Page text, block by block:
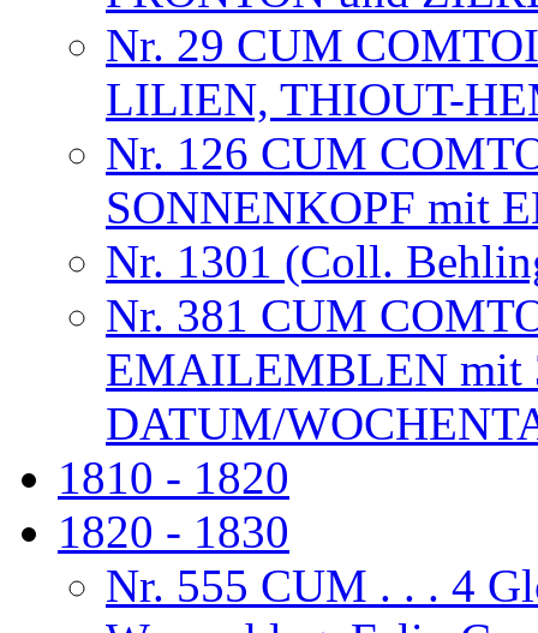
Nr. 29 CUM
LILIEN, THIOUT-
Nr. 126 CUM
SONNENKOPF mit
Nr. 1301 (Coll.
Nr. 381 CUM
EMAILEMBLEN mit
DATUM/
1810 - 1820
1820 - 1830
Nr. 555 CUM . . . 4